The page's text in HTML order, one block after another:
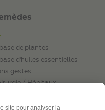
de plantes
d'huiles essentielles
gestes
/ Hôpitaux